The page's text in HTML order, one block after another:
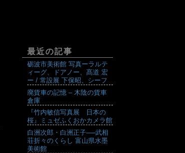
最近の記事
砺波市美術館 写真ーラルテ
ィーグ、ドアノー、髙道 宏
ー / 常設展 下保昭、シーフ
廃貨車の記憶 – 木陰の貨車
倉庫
『竹内敏信写真展 日本の
桜』ミュゼふくおかカメラ館
白洲次郎・白洲正子──武相
荘折々のくらし 富山県水墨
美術館